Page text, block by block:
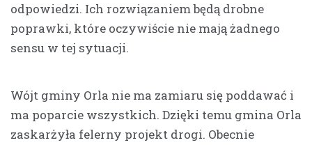
odpowiedzi. Ich rozwiązaniem będą drobne
poprawki, które oczywiście nie mają żadnego
sensu w tej sytuacji.
Wójt gminy Orla nie ma zamiaru się poddawać i
ma poparcie wszystkich. Dzięki temu gmina Orla
zaskarżyła felerny projekt drogi. Obecnie